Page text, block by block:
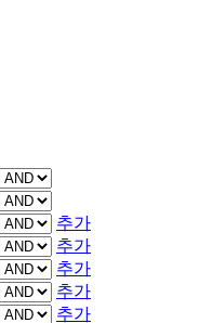
추가
추가
추가
추가
추가